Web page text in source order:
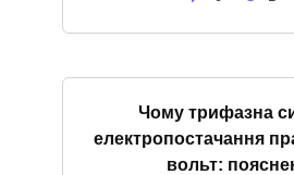
Чому трифазна
електропостачання
вольт: